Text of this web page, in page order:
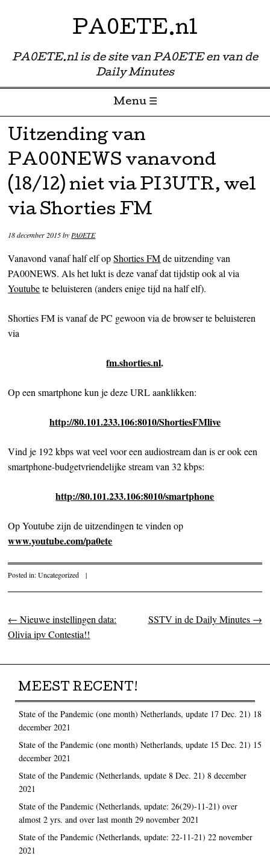
PA0ETE.nl
PA0ETE.nl is de site van PA0ETE en van de
Daily Minutes
Menu ☰
Skip to content
Uitzending van
PA00NEWS vanavond
(18/12) niet via PI3UTR, wel
via Shorties FM
18 december 2015byPA0ETE
Vanavond vanaf half elf opShorties FMde uitzending van
PA00NEWS. Als het lukt is deze vanaf dat tijdstip ook al via
Youtubete beluisteren (anders enige tijd na half elf).
Shorties FM is vanaf de PC gewoon via de browser te beluisteren
via
fm.shorties.nl.
Op een smartphone kun je deze URL aanklikken:
http://80.101.233.106:8010/ShortiesFMlive
Vind je 192 kbps wat veel voor een audiostream dan is er ook een
smartphone-budgetvriendelijke stream van 32 kbps:
http://80.101.233.106:8010/smartphone
Op Youtube zijn de uitzendingen te vinden op
www.youtube.com/pa0ete
Posted in:Uncategorized |
Post navigation
← Nieuwe instellingen data:
Olivia ipv Contestia!!
SSTV in de Daily Minutes →
MEEST RECENT!
State of the Pandemic (one month) Netherlands, update 17 Dec. 21) 18
december 2021
State of the Pandemic (one month) Netherlands, update 15 Dec. 21) 15
december 2021
State of the Pandemic (Netherlands, update 8 Dec. 21) 8 december
2021
State of the Pandemic (Netherlands, update: 26(29)-11-21) over
almost 2 yrs. and over last month 29 november 2021
State of the Pandemic (Netherlands, update: 22-11-21) 22 november
2021